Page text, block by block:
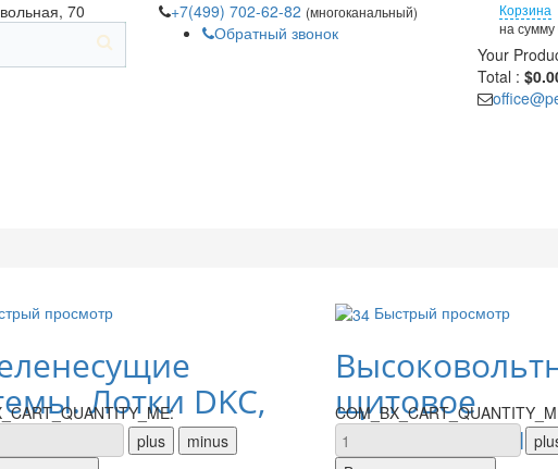
70 +7(499) 702-62-82 (многоканальный)
Обратный звонок
Корзина
на сумму
Your
Total :
просмотр
Лотки DKC,
Быстрый просмотр
щитовое